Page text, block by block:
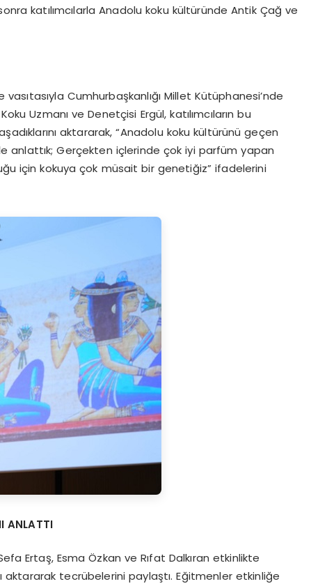
katılımcılarla Anadolu koku kültüründe Antik Çağ ve
Cumhurbaşkanlığı Millet Kütüphanesi’nde
Uzmanı ve Denetçisi Ergül, katılımcıların bu
aktararak, “Anadolu koku kültürünü geçen
anlattık; Gerçekten içlerinde çok iyi parfüm yapan
için kokuya çok müsait bir genetiğiz” ifadelerini
ANLATTI
Ertaş, Esma Özkan ve Rıfat Dalkıran etkinlikte
aktararak tecrübelerini paylaştı. Eğitmenler etkinliğe